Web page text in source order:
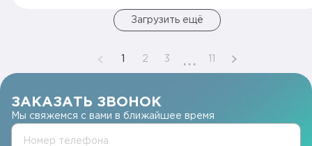
Загрузить ещё
2 3 ...
ЗАКАЗАТЬ ЗВОНОК
Мы свяжемся с вами в ближайшее время
Номер телефона